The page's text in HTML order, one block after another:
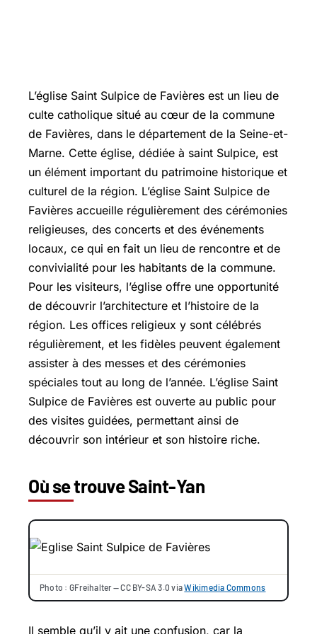
L’église Saint Sulpice de Favières est un lieu de
culte catholique situé au cœur de la commune
de Favières, dans le département de la Seine-et-
Marne. Cette église, dédiée à saint Sulpice, est
un élément important du patrimoine historique et
culturel de la région. L’église Saint Sulpice de
Favières accueille régulièrement des cérémonies
religieuses, des concerts et des événements
locaux, ce qui en fait un lieu de rencontre et de
convivialité pour les habitants de la commune.
Pour les visiteurs, l’église offre une opportunité
de découvrir l’architecture et l’histoire de la
région. Les offices religieux y sont célébrés
régulièrement, et les fidèles peuvent également
assister à des messes et des cérémonies
spéciales tout au long de l’année. L’église Saint
Sulpice de Favières est ouverte au public pour
des visites guidées, permettant ainsi de
découvrir son intérieur et son histoire riche.
Où se trouve Saint-Yan
Photo : GFreihalter — CC BY-SA 3.0 viaWikimedia Commons
Il semble qu’il y ait une confusion, car la